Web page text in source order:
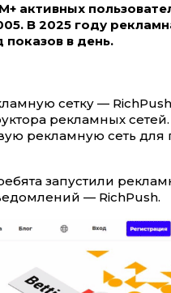
активных
В 2025 году
показов в день.
сетку —
рекламных
рекламную сеть для
запустили
— RichPush.